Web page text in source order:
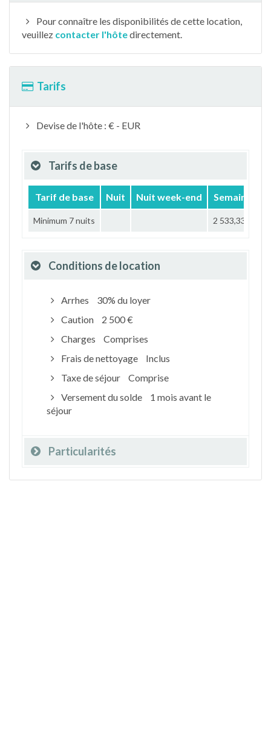
Pour connaître les disponibilités de cette location,
veuillez contacter l'hôtedirectement.
Tarifs
Devise de l'hôte : € - EUR
Tarifs de base
Tarif de base Nuit Nuit week-end Semaine
Minimum 7 nuits 2 533,33 €
Conditions de location
Arrhes
30% du loyer
Caution
2 500 €
Charges
Comprises
Frais de nettoyage
Inclus
Taxe de séjour
Comprise
Versement du solde
1 mois avant le
séjour
Particularités